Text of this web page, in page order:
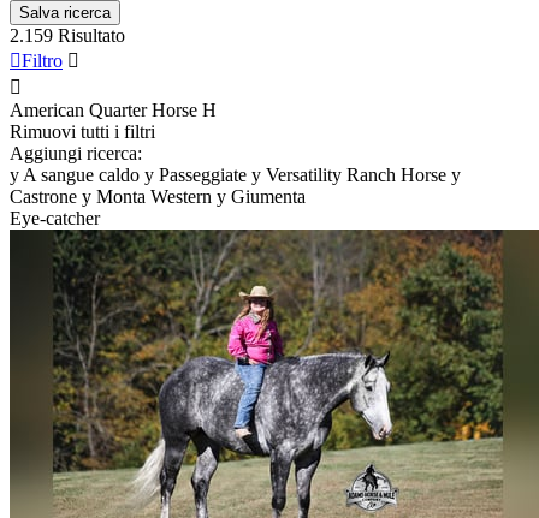
Salva ricerca
2.159 Risultato
Filtro 

American Quarter Horse H
Rimuovi tutti i filtri
Aggiungi ricerca:
y A sangue caldo y Passeggiate y Versatility Ranch Horse y
Castrone y Monta Western y Giumenta
Eye-catcher